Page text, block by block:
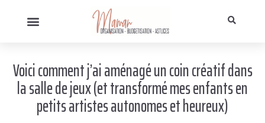
Voici comment j’ai aménagé un coin créatif dans
la salle de jeux (et transformé mes enfants en
petits artistes autonomes et heureux)